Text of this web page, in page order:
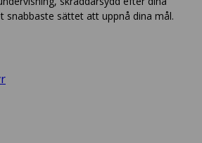
snabbaste sättet att uppnå dina mål.